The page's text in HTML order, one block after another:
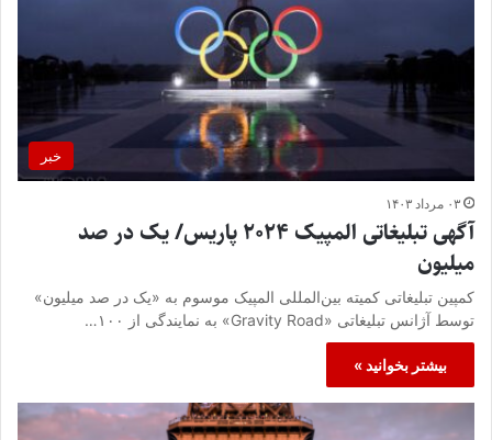
خبر
۰۳ مرداد ۱۴۰۳
آگهی‌ تبلیغاتی المپیک ۲۰۲۴ پاریس/ یک در صد
میلیون
کمپین تبلیغاتی کمیته بین‌المللی المپیک موسوم به «یک در صد میلیون»
توسط آژانس تبلیغاتی «Gravity Road» به نمایندگی از ۱۰۰…
بیشتر بخوانید »